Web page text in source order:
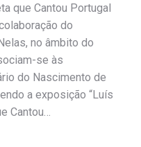
que Cantou Portugal
do
no âmbito do
se às
do Nascimento de
a exposição “Luís
Cantou…